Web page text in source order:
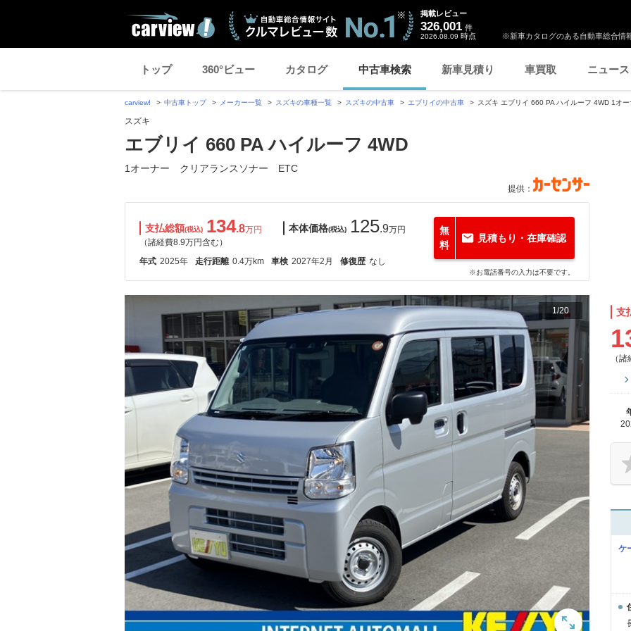
※新車カタログのある自動車総合情
掲載レビュー
326,001 件
2026.08.09 時点
トップ 360°ビュー カタログ 中古車検索 新車見積り 車買取 ニュース
carview! 中古車トップ メーカー一覧 スズキの車種一覧 スズキの中古車 エブリイの中古車 スズキ エブリイ 660 PA ハイルーフ 4WD 1
スズキ
エブリイ 660 PA ハイルーフ 4WD
1オーナー クリアランスソナー ETC
提供：
支払総額(税込) 134.8万円
（諸経費8.9万円含む）
本体価格(税込) 125.9万円
年式 2025年 走行距離 0.4万km 車検 2027年2月 修復歴 なし
無
料
見積もり・在庫確認
※お電話番号の入力は不要です。
1/20 支
（
ケ